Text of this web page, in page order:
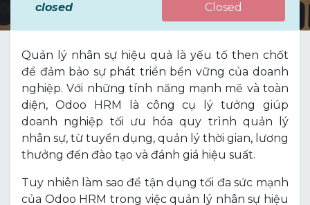
closed
Closed
Quản lý nhân sự hiệu quả là yếu tố then chốt
để đảm bảo sự phát triển bền vững của doanh
nghiệp. Với những tính năng mạnh mẽ và toàn
diện, Odoo HRM là công cụ lý tưởng giúp
doanh nghiệp tối ưu hóa quy trình quản lý
nhân sự, từ tuyển dụng, quản lý thời gian, lương
thưởng đến đào tạo và đánh giá hiệu suất.
Tuy nhiên làm sao để tận dụng tối đa sức mạnh
của Odoo HRM trong việc quản lý nhân sự hiệu